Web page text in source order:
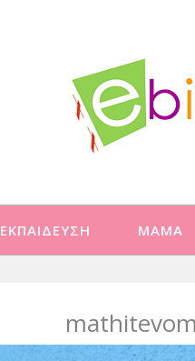
ΕΚΠΑΙΔΕΥΣΗ ΜΑΜΑ